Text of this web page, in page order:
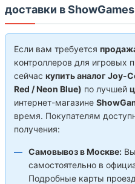
доставки в ShowGames
Если вам требуется
контроллеров для игровых
сейчас купить аналог Joy-
Red / Neon Blue) по лучшей
интернет-магазине
время. Покупателям
получения:
Самовывоз в Москве:
самостоятельно в
Подробные карты